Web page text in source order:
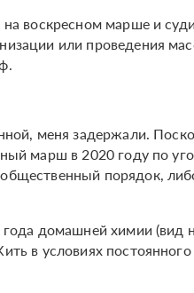
воскресном марше и
или проведения
меня задержали.
марш в 2020 году по
порядок,
домашней химии (вид
в условиях